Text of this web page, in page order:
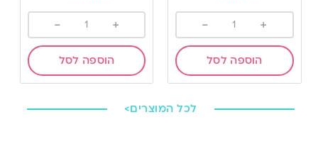
+
-
הוספה לסל
+
-
הוספה לסל
לכל המוצרים>